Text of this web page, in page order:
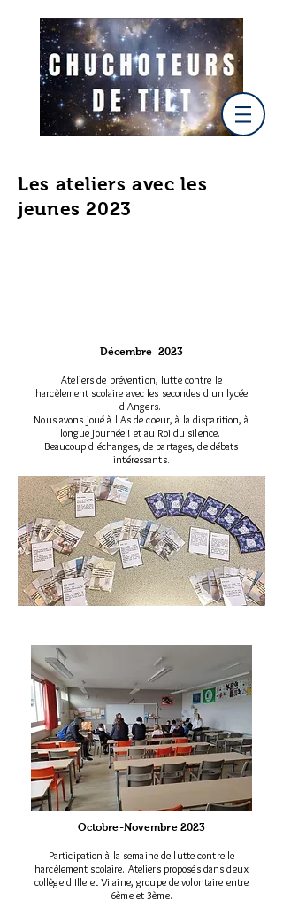
Les ateliers avec les
jeunes 2023
Décembre 2023
Ateliers de prévention, lutte contre le
harcèlement scolaire avec les secondes d'un lycée
d'Angers.
Nous avons joué à l'As de coeur, à la disparition, à
longue journée ! et au Roi du silence.
Beaucoup d'échanges, de partages, de débats
intéressants.
Octobre-Novembre 2023
Participation à la semaine de lutte contre le
harcèlement scolaire. Ateliers proposés dans deux
collège d'Ille et Vilaine, groupe de volontaire entre
6ème et 3ème.